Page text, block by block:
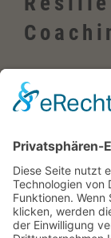
Wehrheim,
Friedrichsdorf,